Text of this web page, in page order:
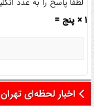
1 × پنج =
اخبار لحظه‌ای تهران